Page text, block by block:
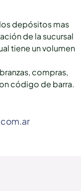
depósitos mas
de la sucursal
tiene un volumen
compras,
código de barra.